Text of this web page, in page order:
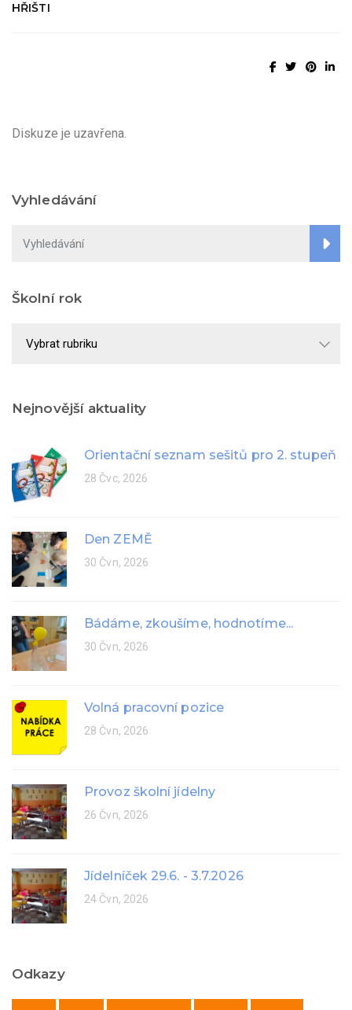
HŘIŠTI
Diskuze je uzavřena.
Vyhledávání
Školní rok
rok
Nejnovější aktuality
Orientační seznam sešitů pro 2. stupeň
28 Čvc, 2026
Den ZEMĚ
30 Čvn, 2026
Bádáme, zkoušíme, hodnotíme...
30 Čvn, 2026
Volná pracovní pozice
28 Čvn, 2026
Provoz školní jídelny
26 Čvn, 2026
Jídelníček 29.6. - 3.7.2026
24 Čvn, 2026
Odkazy